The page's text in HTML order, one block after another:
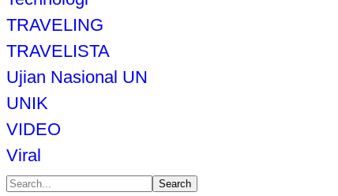
TRAVELING
TRAVELISTA
Ujian Nasional UN
UNIK
VIDEO
Viral
Search